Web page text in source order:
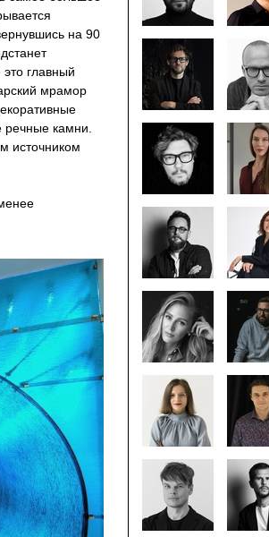
на 90
главный
мрамор
речные камни.
источником